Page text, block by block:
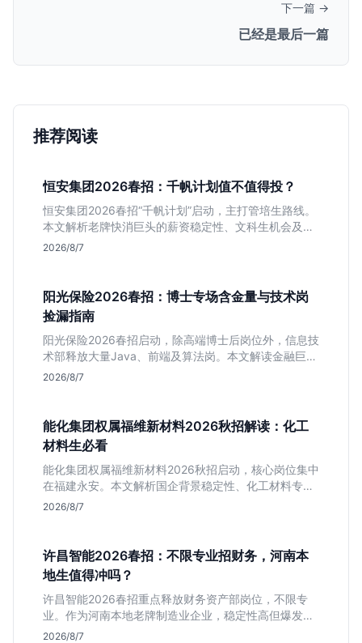
下一篇 →
已经是最后一篇
推荐阅读
恒安集团2026春招：千帆计划值不值得投？
恒安集团2026春招“千帆计划”启动，主打管培生路线。
本文解析老牌快消巨头的薪资稳定性、文科生机会及决
策链条长的局限，帮你判断是否值得投递。
2026/8/7
阳光保险2026春招：博士专场含金量与技术岗
捡漏指南
阳光保险2026春招启动，除高端博士后岗位外，信息技
术部释放大量Java、前端及算法岗。本文解读金融巨头
校招门槛，分析技术岗需求与投递价值，助你快速判断
2026/8/7
能化集团权属福维新材料2026秋招解读：化工
材料生必看
能化集团权属福维新材料2026秋招启动，核心岗位集中
在福建永安。本文解析国企背景稳定性、化工材料专业
匹配度及工作地点限制，助理工科生判断是否值得投
2026/8/7
许昌智能2026春招：不限专业招财务，河南本
地生值得冲吗？
许昌智能2026春招重点释放财务资产部岗位，不限专
业。作为河南本地老牌制造业企业，稳定性高但爆发涨
薪机会少。适合想在本地积累工业场景经验的应届生。
2026/8/7